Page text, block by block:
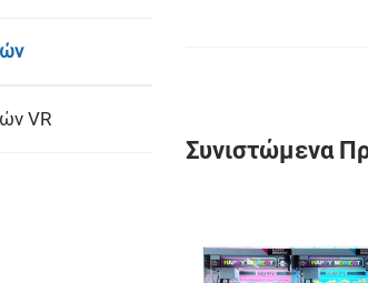
VR
Συνιστώμενα